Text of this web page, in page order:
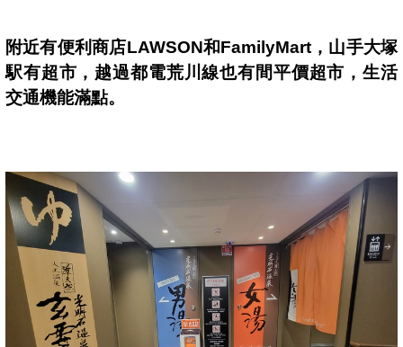
附近有便利商店LAWSON和FamilyMart， 山手大塚
駅有超市， 越過都電荒川線也有間平價超市，生活
交通機能滿點。